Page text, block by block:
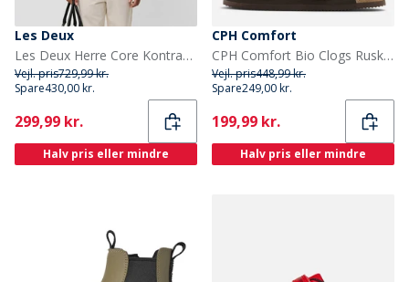
Les Deux
Les Deux Herre Core Kontrast Sweatshirt Mountain Grey Brown
Vejl. pris729,99 kr.
Spare430,00 kr.
Current
299,99 kr.
Halv pris eller mindre
CPH Comfort
CPH Comfort Bio Clogs Ruskind Sandaler Dark Brown
Vejl. pris448,99 kr.
Spare249,00 kr.
Current
199,99 kr.
Halv pris eller mindre